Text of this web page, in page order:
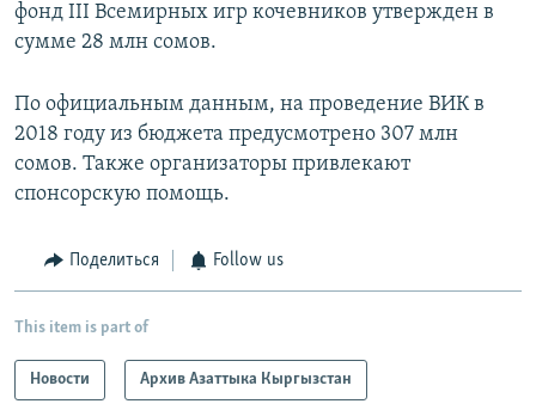
фонд III Всемирных игр кочевников утвержден в
сумме 28 млн сомов.
По официальным данным, на проведение ВИК в
2018 году из бюджета предусмотрено 307 млн
сомов. Также организаторы привлекают
спонсорскую помощь.
Поделиться Follow us
This item is part of
Новости Архив Азаттыка Кыргызстан